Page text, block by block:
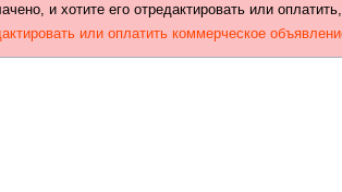
и хотите его отредактировать или
или оплатить коммерческое